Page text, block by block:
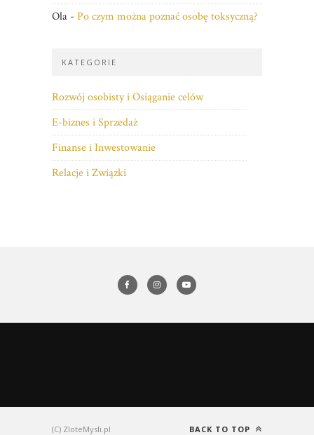
Ola - Po czym można poznać osobę toksyczną?
KATEGORIE
Rozwój osobisty i Osiąganie celów
E-biznes i Sprzedaż
Finanse i Inwestowanie
Relacje i Związki
(C) ZloteMysli.pl BACK TO TOP